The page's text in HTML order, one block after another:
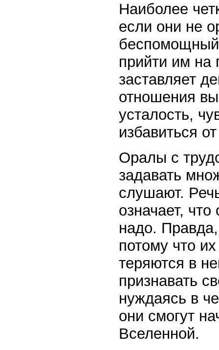
Наиболее
если они не
беспомощный
прийти им на
заставляет
отношения
усталость,
избавиться
Оралы с
задавать
слушают.
означает,
надо.
потому что
теряются в
признавать
нуждаясь в
они смогут
Вселенной.